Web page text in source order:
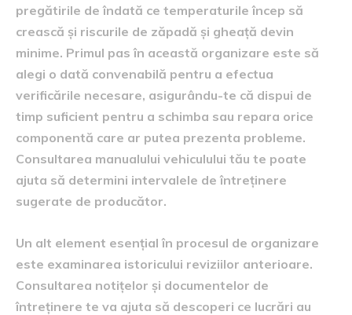
pregătirile de îndată ce temperaturile încep să
crească și riscurile de zăpadă și gheață devin
minime. Primul pas în această organizare este să
alegi o dată convenabilă pentru a efectua
verificările necesare, asigurându-te că dispui de
timp suficient pentru a schimba sau repara orice
componentă care ar putea prezenta probleme.
Consultarea manualului vehiculului tău te poate
ajuta să determini intervalele de întreținere
sugerate de producător.
Un alt element esențial în procesul de organizare
este examinarea istoricului reviziilor anterioare.
Consultarea notițelor și documentelor de
întreținere te va ajuta să descoperi ce lucrări au